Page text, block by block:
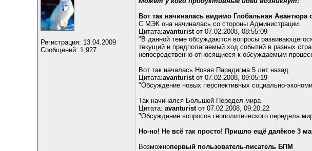
Регистрация: 13.04.2009
Сообщений: 1,927
Вот так начиналась видимо Глобальная Авантюра
С МЭК она начиналась со стороны Администрации.
Цитата:avanturistот 07.02.2008, 08:55:09
"В данной теме обсуждаются вопросы
текущий и предполагаемый ход событий в разных
непосредственно относящиеся к обсуждаемым
Вот так началась Новая Парадигма 5 лет назад.
Цитата:avanturistот 07.02.2008, 09:05:19
"Обсуждение новых перспективных социально-
Так начинался Большой Передел мира
Цитата: avanturistот 07.02.2008, 09:20:22
"Обсуждение вопросов геополитического передела
Но-но! Не всё так просто! Пришло ещё далёкое 3
Возможнопервый пользователь-писатель БПМ